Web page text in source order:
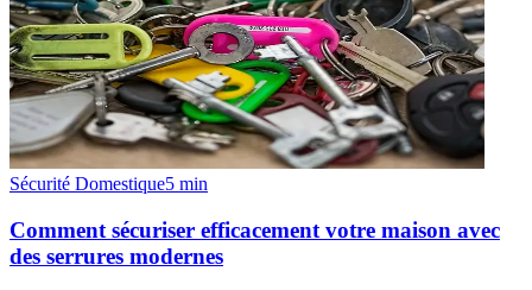
Sécurité Domestique5 min
Comment sécuriser efficacement votre maison avec
des serrures modernes